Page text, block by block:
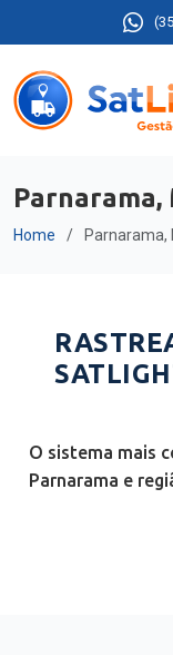
Parnarama,
Home Parnarama,
O sistema mais
Parnarama e